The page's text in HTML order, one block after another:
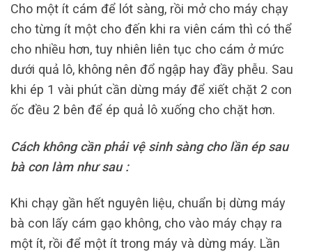
Cho một ít cám để lót sàng, rồi mở cho máy chạy
cho từng ít một cho đến khi ra viên cám thì có thể
cho nhiều hơn, tuy nhiên liên tục cho cám ở mức
dưới quả lô, không nên đổ ngập hay đầy phễu. Sau
khi ép 1 vài phút cần dừng máy để xiết chặt 2 con
ốc đều 2 bên để ép quả lô xuống cho chặt hơn.
Cách không cần phải vệ sinh sàng cho lần ép sau
bà con làm như sau :
Khi chạy gần hết nguyên liệu, chuẩn bị dừng máy
bà con lấy cám gạo không, cho vào máy chạy ra
một ít, rồi để một ít trong máy và dừng máy. Lần